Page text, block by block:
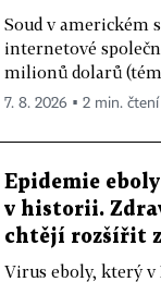
Soud v americkém
internetové
milionů dolarů
7. 8. 2026 ▪ 2 min. čtení
Epidemie
v historii.
chtějí rozšířit
Virus eboly, který v